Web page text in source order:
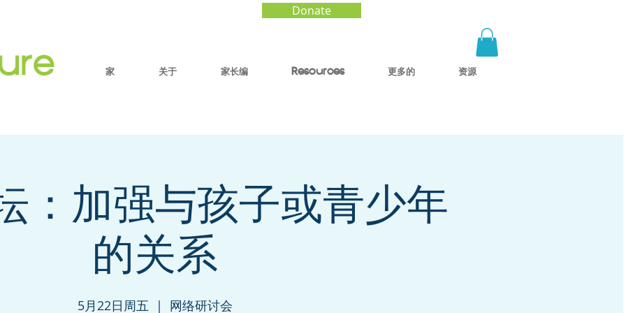
Donate
家 关于 家长编 Resources 更多的 资源
：加强与孩子或青少年
的关系
5月22日周五
  |
网络研讨会